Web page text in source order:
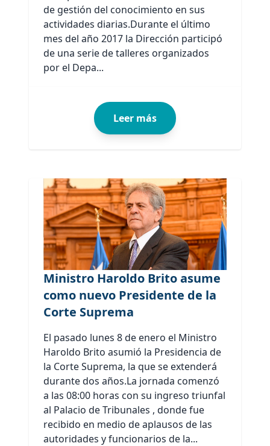
de gestión del conocimiento en sus
actividades diarias.Durante el último
mes del año 2017 la Dirección participó
de una serie de talleres organizados
por el Depa...
Leer más
Ministro Haroldo Brito asume
como nuevo Presidente de la
Corte Suprema
El pasado lunes 8 de enero el Ministro
Haroldo Brito asumió la Presidencia de
la Corte Suprema, la que se extenderá
durante dos años.La jornada comenzó
a las 08:00 horas con su ingreso triunfal
al Palacio de Tribunales , donde fue
recibido en medio de aplausos de las
autoridades y funcionarios de la...